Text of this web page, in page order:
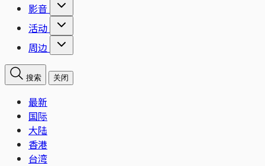
影音
活动
周边
搜索 关闭
最新
国际
大陆
香港
台湾